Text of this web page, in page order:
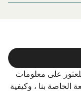
على معلومات
بنا ، وكيفية